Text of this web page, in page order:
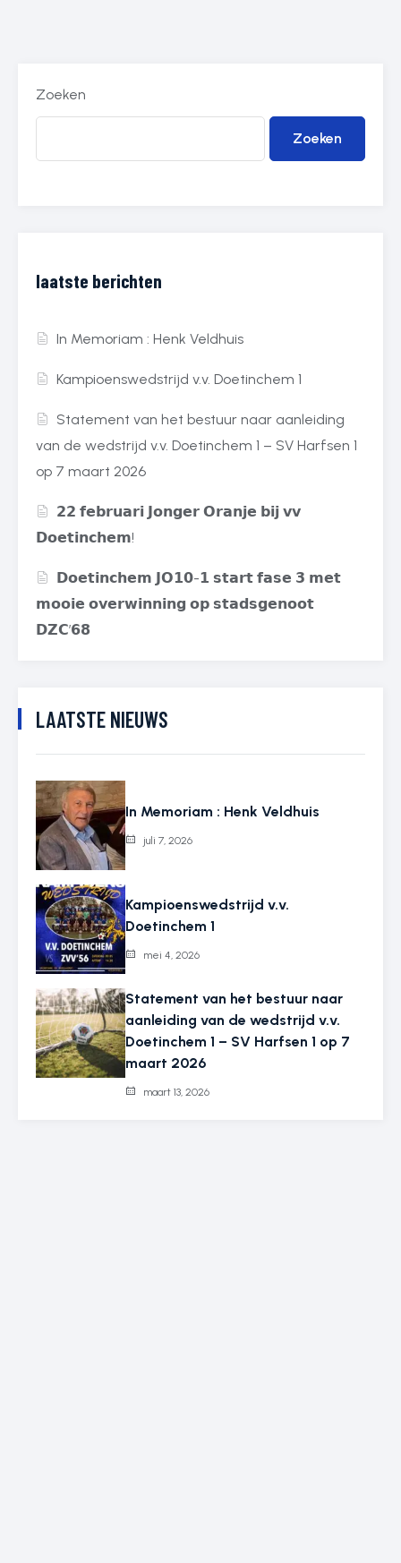
Zoeken
Zoeken
laatste berichten
In Memoriam : Henk Veldhuis
Kampioenswedstrijd v.v. Doetinchem 1
Statement van het bestuur naar aanleiding
van de wedstrijd v.v. Doetinchem 1 – SV Harfsen 1
op 7 maart 2026
𝟮𝟮 𝗳𝗲𝗯𝗿𝘂𝗮𝗿𝗶 𝗝𝗼𝗻𝗴𝗲𝗿 𝗢𝗿𝗮𝗻𝗷𝗲 𝗯𝗶𝗷 𝘃𝘃
𝗗𝗼𝗲𝘁𝗶𝗻𝗰𝗵𝗲𝗺!
𝗗𝗼𝗲𝘁𝗶𝗻𝗰𝗵𝗲𝗺 𝗝𝗢𝟭𝟬-𝟭 𝘀𝘁𝗮𝗿𝘁 𝗳𝗮𝘀𝗲 𝟯 𝗺𝗲𝘁
𝗺𝗼𝗼𝗶𝗲 𝗼𝘃𝗲𝗿𝘄𝗶𝗻𝗻𝗶𝗻𝗴 𝗼𝗽 𝘀𝘁𝗮𝗱𝘀𝗴𝗲𝗻𝗼𝗼𝘁
𝗗𝗭𝗖’𝟲𝟴
LAATSTE NIEUWS
In Memoriam : Henk Veldhuis
juli 7, 2026
Kampioenswedstrijd v.v.
Doetinchem 1
mei 4, 2026
Statement van het bestuur naar
aanleiding van de wedstrijd v.v.
Doetinchem 1 – SV Harfsen 1 op 7
maart 2026
maart 13, 2026